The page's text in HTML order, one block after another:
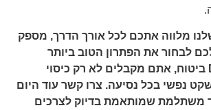
מלווה אתכם לכל אורך הדרך, מספק
לכם לבחור את הפתרון הטוב ביותר
עבורכם. עם DCN ביטוח, אתם מקבלים לא רק כיסוי
נפשי בכל נסיעה. צרו קשר עוד היום
משתלמת שמותאמת בדיוק לצרכים